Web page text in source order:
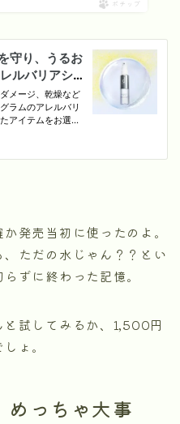
ポチップ
発売当初に使ったのよ。
ただの水じゃん？？とい
ずに終わった記憶。
試してみるか、1,500円
ょ。
っちゃ大事